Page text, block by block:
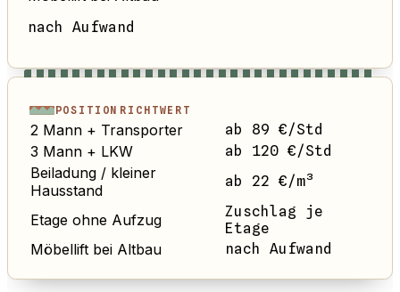
nach Aufwand
POSITION RICHTWERT
2 Mann + Transporter ab 89 €/Std
3 Mann + LKW ab 120 €/Std
Beiladung / kleiner
Hausstand
ab 22 €/m³
Etage ohne Aufzug
Zuschlag je
Etage
Möbellift bei Altbau nach Aufwand